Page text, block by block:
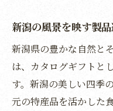
贈り物に最適な新
目的に合わせ
人気のギフト
受取人の趣味
新潟の魅力を
新潟の風景を映す製
新潟県の豊かな自然と
は、カタログギフトと
す。新潟の美しい四季
元の特産品を活かした